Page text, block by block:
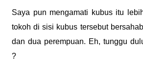
Saya pun mengamati kubus itu
tokoh di sisi kubus tersebut
dan dua perempuan. Eh, tunggu
?